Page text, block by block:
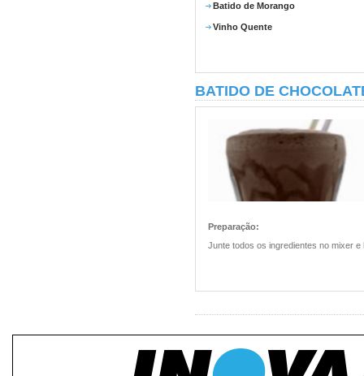
Batido de Morango
Vinho Quente
BATIDO DE
Preparação:
Junte todos os ingredientes no mixer e